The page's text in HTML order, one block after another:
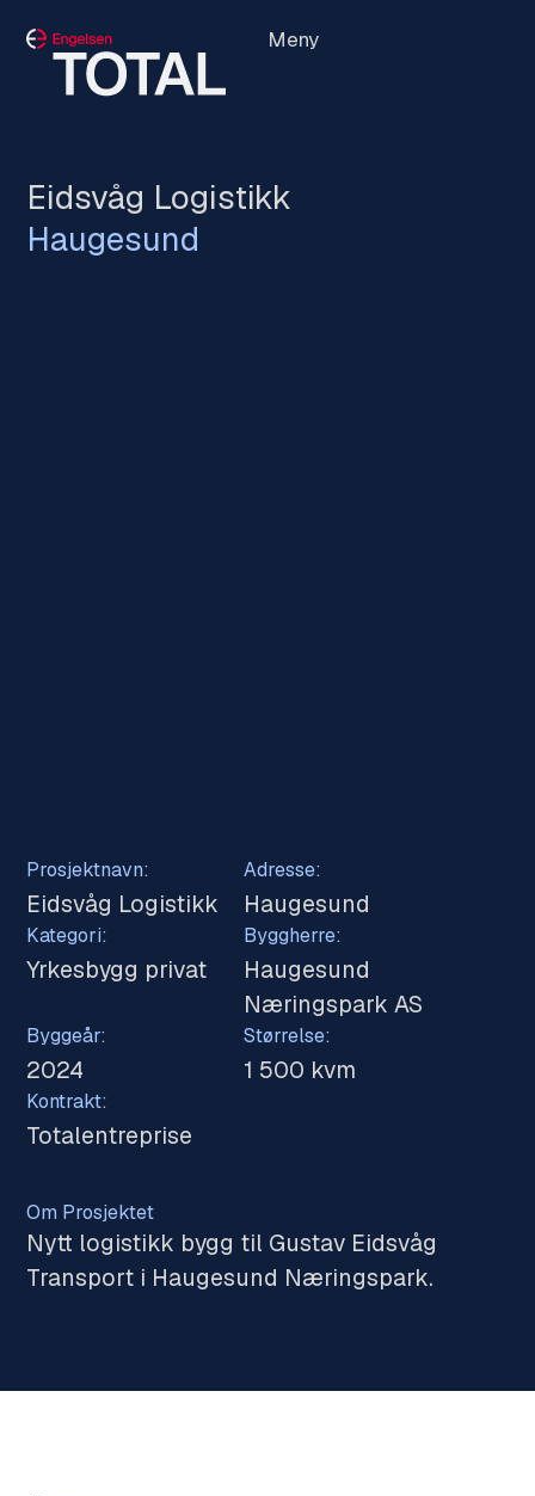
Meny
Eidsvåg Logistikk
Haugesund
Prosjektnavn:
Eidsvåg Logistikk
Adresse:
Haugesund
Kategori:
Yrkesbygg privat
Byggherre:
Haugesund
Næringspark AS
Byggeår:
2024
Størrelse:
1 500 kvm
Kontrakt:
Totalentreprise
Om Prosjektet
Nytt logistikk bygg til Gustav Eidsvåg
Transport i Haugesund Næringspark.